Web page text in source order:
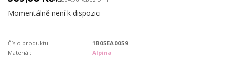
Momentálně není k dispozici
Číslo produktu:
1B05EA0059
Materiál:
Alpina